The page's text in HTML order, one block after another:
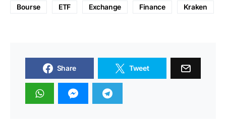
Bourse ETF Exchange Finance Kraken
Share Tweet